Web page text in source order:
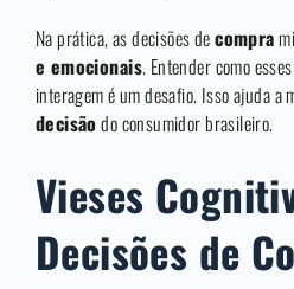
Na prática, as decisões decompra
e emocionais. Entender como
interagem é um desafio. Isso ajuda a
decisãodo consumidor brasileiro.
Vieses
Decisões de